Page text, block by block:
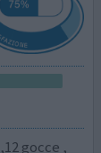
gocce ,